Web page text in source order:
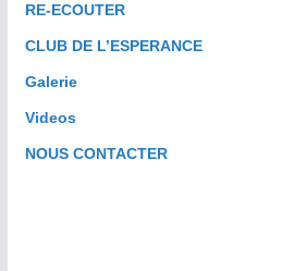
RE-ECOUTER
CLUB DE L’ESPERANCE
Galerie
Videos
NOUS CONTACTER